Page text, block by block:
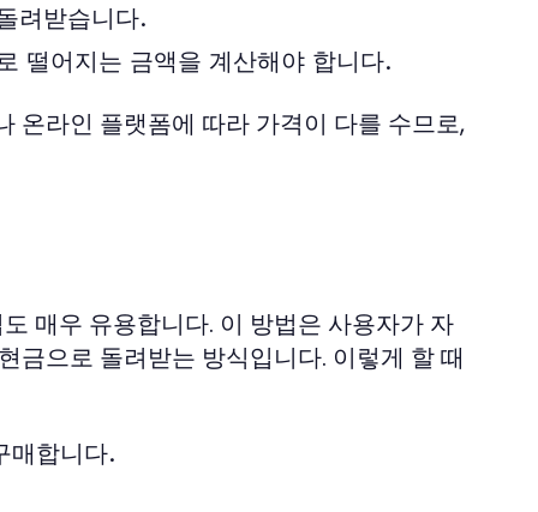
려받습니다.
떨어지는 금액을 계산해야 합니다.
온라인 플랫폼에 따라 가격이 다를 수므로,
매우 유용합니다. 이 방법은 사용자가 자
금으로 돌려받는 방식입니다. 이렇게 할 때
매합니다.